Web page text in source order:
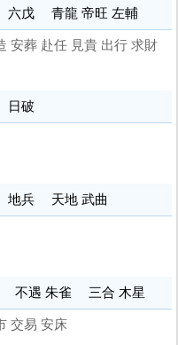
戊 青龍 帝旺 左輔
安葬 赴任 見貴 出行 求財
破
兵 天地 武曲
不遇 朱雀 三合 木星
交易 安床